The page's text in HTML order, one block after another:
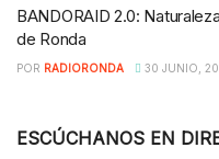
BANDORAID 2.0:
de Ronda
POR RADIORONDA 30 JUNIO,
ESCÚCHANOS EN